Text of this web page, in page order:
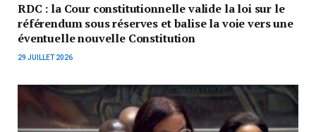
RDC : la Cour constitutionnelle valide la loi sur le
référendum sous réserves et balise la voie vers une
éventuelle nouvelle Constitution
29 JUILLET 2026